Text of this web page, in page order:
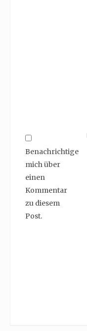
Benachrichtige
mich über
einen
Kommentar
zu diesem
Post.